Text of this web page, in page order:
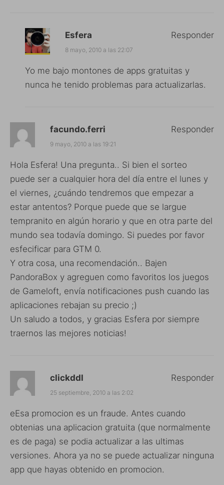
Esfera
8 mayo, 2010 a las 22:07
Yo me bajo montones de apps gratuitas y
nunca he tenido problemas para actualizarlas.
Responder
facundo.ferri
9 mayo, 2010 a las 19:21
Hola Esfera! Una pregunta.. Si bien el sorteo
puede ser a cualquier hora del día entre el lunes y
el viernes, ¿cuándo tendremos que empezar a
estar antentos? Porque puede que se largue
tempranito en algún horario y que en otra parte del
mundo sea todavía domingo. Si puedes por favor
esfecificar para GTM 0.
Y otra cosa, una recomendación.. Bajen
PandoraBox y agreguen como favoritos los juegos
de Gameloft, envía notificaciones push cuando las
aplicaciones rebajan su precio ;)
Un saludo a todos, y gracias Esfera por siempre
traernos las mejores noticias!
Responder
clickddl
25 septiembre, 2010 a las 2:02
eEsa promocion es un fraude. Antes cuando
obtenias una aplicacion gratuita (que normalmente
es de paga) se podia actualizar a las ultimas
versiones. Ahora ya no se puede actualizar ninguna
app que hayas obtenido en promocion.
Responder